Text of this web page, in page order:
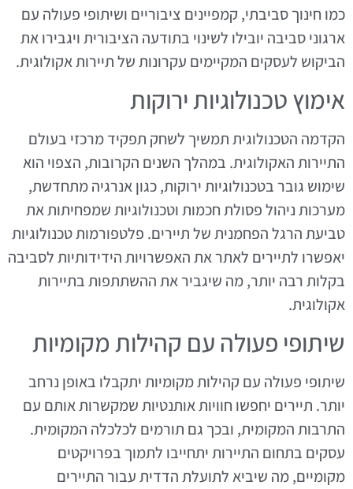
כמו חינוך סביבתי, קמפיינים ציבוריים ושיתופי פעולה עם
ארגוני סביבה יובילו לשינוי בתודעה הציבורית ויגבירו את
הביקוש לעסקים המקיימים עקרונות של תיירות אקולוגית.
אימוץ טכנולוגיות ירוקות
הקדמה הטכנולוגית תמשיך לשחק תפקיד מרכזי בעולם
התיירות האקולוגית. במהלך השנים הקרובות, הצפוי הוא
שימוש גובר בטכנולוגיות ירוקות, כגון אנרגיה מתחדשת,
מערכות ניהול פסולת חכמות וטכנולוגיות שמפחיתות את
טביעת הרגל הפחמנית של תיירים. פלטפורמות טכנולוגיות
יאפשרו לתיירים לאתר את האפשרויות הידידותיות לסביבה
בקלות רבה יותר, מה שיגביר את ההשתתפות בתיירות
אקולוגית.
שיתופי פעולה עם קהילות מקומיות
שיתופי פעולה עם קהילות מקומיות יתקבלו באופן נרחב
יותר. תיירים יחפשו חוויות אותנטיות שמקשרות אותם עם
התרבות המקומית, ובכך גם תורמים לכלכלה המקומית.
עסקים בתחום התיירות יתחייבו לתמוך בפרויקטים
מקומיים, מה שיביא לתועלת הדדית עבור התיירים